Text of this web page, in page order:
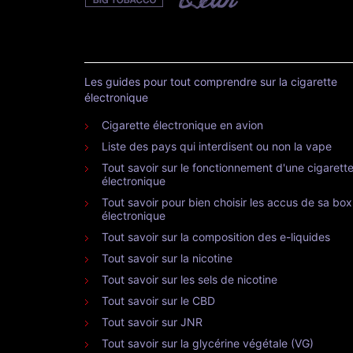
Les guides pour tout comprendre sur la cigarette
électronique
Cigarette électronique en avion
Liste des pays qui interdisent ou non la vape
Tout savoir sur le fonctionnement d'une cigarette
électronique
Tout savoir pour bien choisir les accus de sa box
électronique
Tout savoir sur la composition des e-liquides
Tout savoir sur la nicotine
Tout savoir sur les sels de nicotine
Tout savoir sur le CBD
Tout savoir sur JNR
Tout savoir sur la glycérine végétale (VG)